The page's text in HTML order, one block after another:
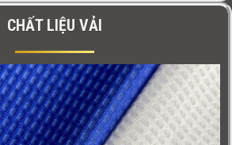
CHẤT LIỆU VẢI